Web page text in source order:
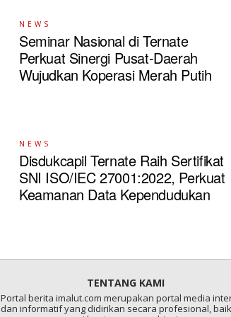
NEWS
Seminar Nasional di Ternate
Perkuat Sinergi Pusat-Daerah
Wujudkan Koperasi Merah Putih
NEWS
Disdukcapil Ternate Raih Sertifikat
SNI ISO/IEC 27001:2022, Perkuat
Keamanan Data Kependudukan
TENTANG KAMI
Portal berita imalut.com merupakan portal media
dan informatif yang didirikan secara profesional,